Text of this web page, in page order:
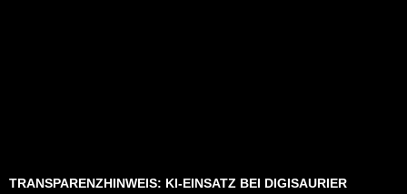
TRANSPARENZHINWEIS: KI-EINSATZ BEI DIGISAURIER